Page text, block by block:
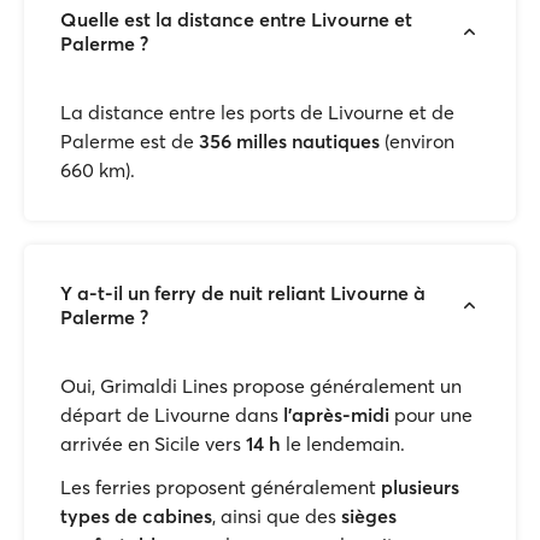
Quelle est la distance entre Livourne et
Palerme ?
La distance entre les ports de Livourne et de
Palerme est de 356 milles nautiques (environ
660 km).
Y a-t-il un ferry de nuit reliant Livourne à
Palerme ?
Oui, Grimaldi Lines propose généralement un
départ de Livourne dans l'après-midi pour une
arrivée en Sicile vers 14 h le lendemain.
Les ferries proposent généralement plusieurs
types de cabines, ainsi que des sièges